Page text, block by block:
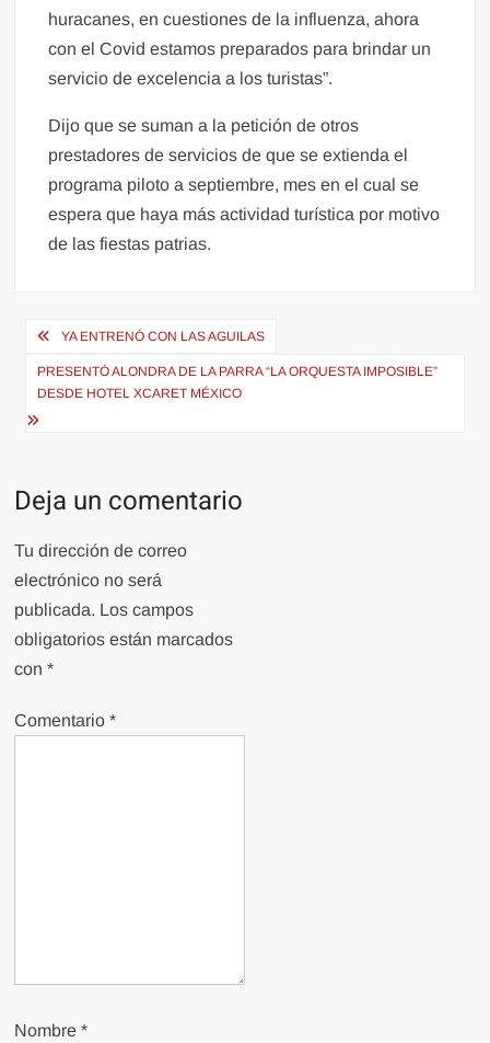
huracanes, en cuestiones de la influenza, ahora
con el Covid estamos preparados para brindar un
servicio de excelencia a los turistas”.
Dijo que se suman a la petición de otros
prestadores de servicios de que se extienda el
programa piloto a septiembre, mes en el cual se
espera que haya más actividad turística por motivo
de las fiestas patrias.
Navegación
de
entradas
YA ENTRENÓ CON LAS AGUILAS
PRESENTÓ ALONDRA DE LA PARRA “LA ORQUESTA IMPOSIBLE”
DESDE HOTEL XCARET MÉXICO
Deja un comentario
Tu dirección de correo
electrónico no será
publicada. Los campos
obligatorios están marcados
con*
Comentario*
Nombre*